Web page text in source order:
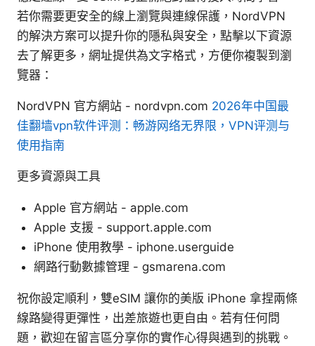
若你需要更安全的線上瀏覽與連線保護，NordVPN
的解決方案可以提升你的隱私與安全，點擊以下資源
去了解更多，網址提供為文字格式，方便你複製到瀏
覽器：
NordVPN 官方網站 - nordvpn.com 2026年中国最
佳翻墙vpn软件评测：畅游网络无界限，VPN评测与
使用指南
更多資源與工具
Apple 官方網站 - apple.com
Apple 支援 - support.apple.com
iPhone 使用教學 - iphone.userguide
網路行動數據管理 - gsmarena.com
祝你設定順利，雙eSIM 讓你的美版 iPhone 拿捏兩條
線路變得更彈性，出差旅遊也更自由。若有任何問
題，歡迎在留言區分享你的實作心得與遇到的挑戰。